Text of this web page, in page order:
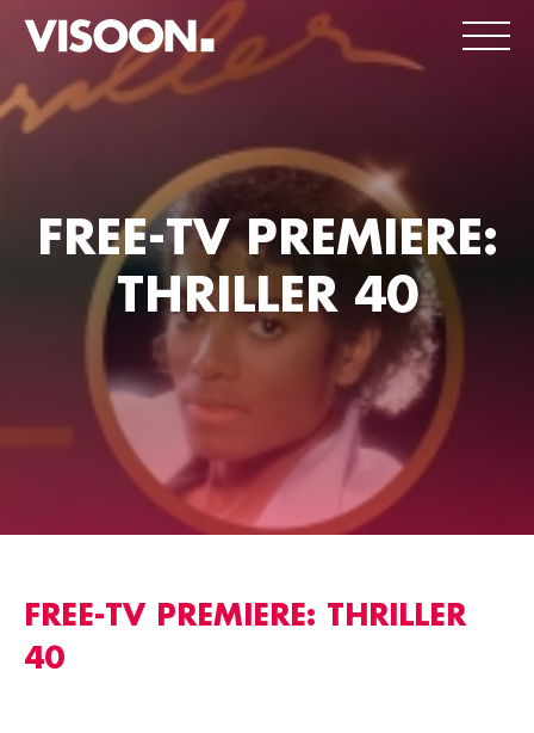
FREE-TV PREMIERE:
THRILLER 40
FREE-TV PREMIERE: THRILLER
40